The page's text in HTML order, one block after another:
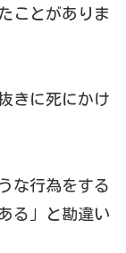
ことがありま
きに死にかけ
な行為をする
る」と勘違い